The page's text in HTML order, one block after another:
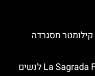
מסגרדה
כנסיית סגרדה פמיליה – La Sagrada Familia לנשים